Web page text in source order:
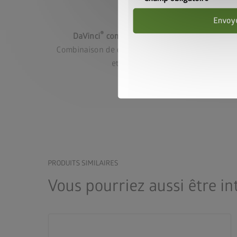
Variante 1
DaVinci® comme séparateur de terrasse
Combinaison de différentes hauteurs, longueurs
et de deux treillis.
PRODUITS SIMILAIRES
Vous pourriez aussi être